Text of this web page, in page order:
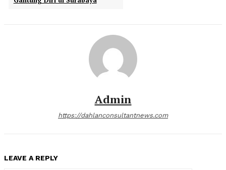
Admin
https://dahlanconsultantnews.com
LEAVE A REPLY